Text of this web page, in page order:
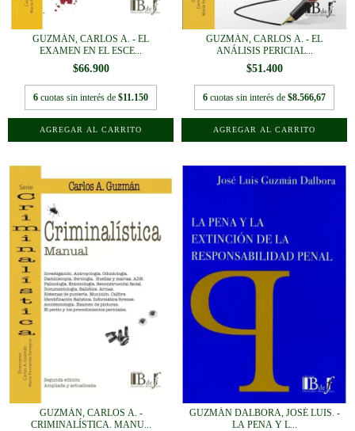
GUZMÁN, CARLOS A. - EL
EXAMEN EN EL ESCE...
$66.900
6 cuotas sin interés de $11.150
GUZMÁN, CARLOS A. - EL
ANÁLISIS PERICIAL...
$51.400
6 cuotas sin interés de $8.566,67
GUZMÁN, CARLOS A. -
CRIMINALÍSTICA. MANU...
GUZMÁN DALBORA, JOSÉ LUIS. -
LA PENA Y L...